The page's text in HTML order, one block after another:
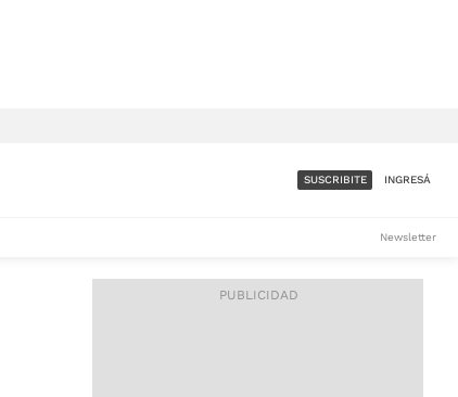
ACCESO FULL - $1.800/MES
SUSCRIBITE INGRESÁ
Newsletter